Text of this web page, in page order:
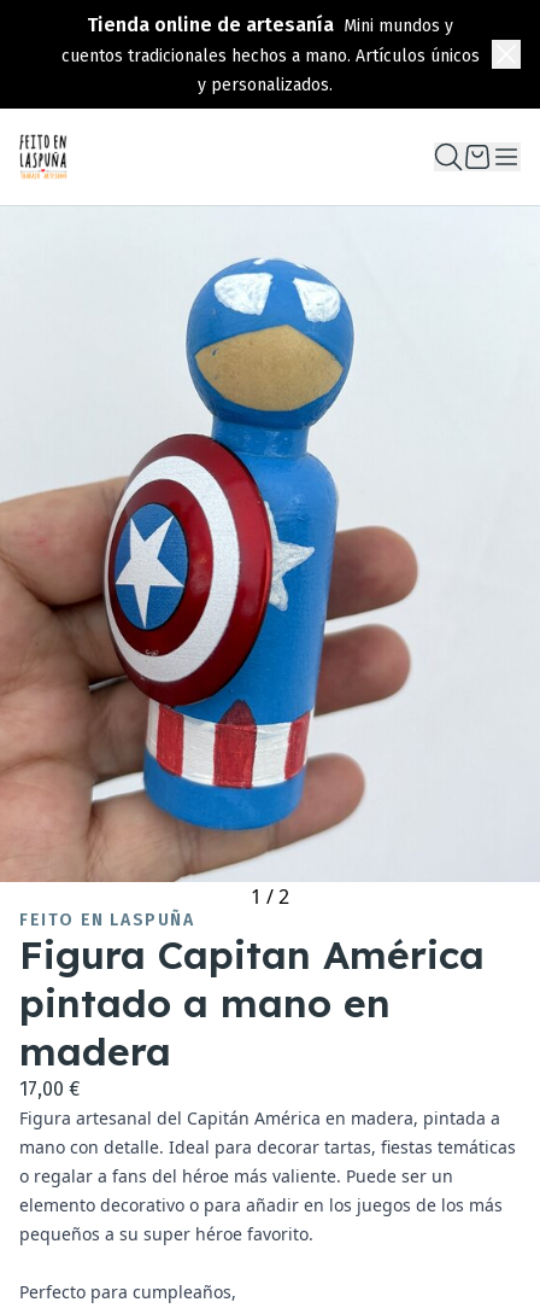
Tienda online de artesanía Mini mundos y
cuentos tradicionales hechos a mano. Artículos únicos
y personalizados.
1 /2
FEITO EN LASPUÑA
Figura Capitan América
pintado a mano en
madera
17,00 €
Figura artesanal del Capitán América en madera, pintada a
mano con detalle. Ideal para decorar tartas, fiestas temáticas
o regalar a fans del héroe más valiente. Puede ser un
elemento decorativo o para añadir en los juegos de los más
pequeños a su super héroe favorito.
Perfecto para cumpleaños,